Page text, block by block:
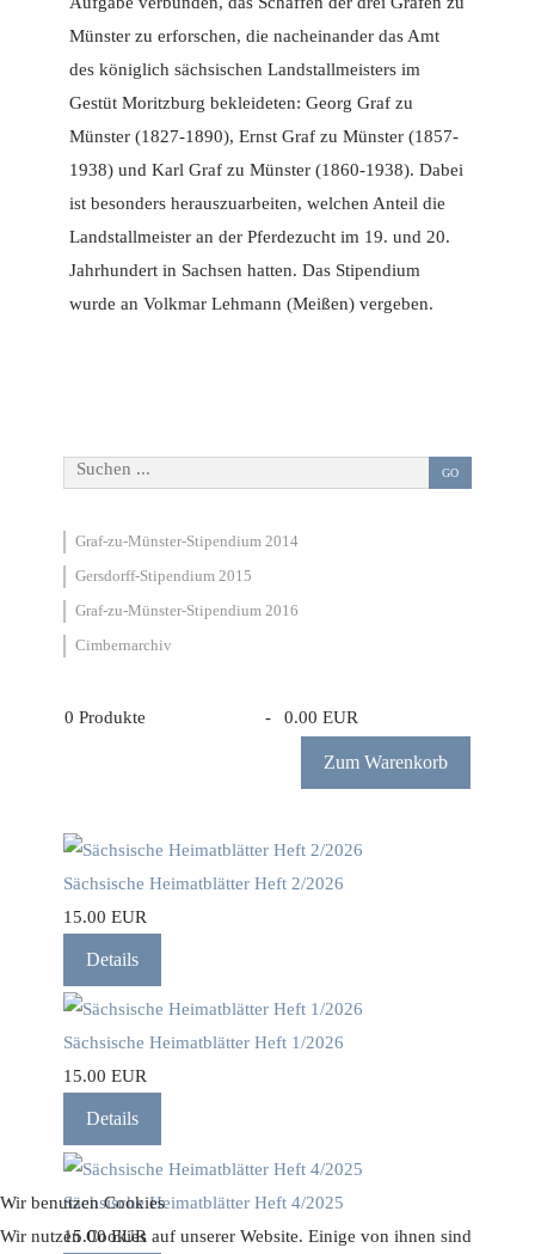
Suchen ... GO
Graf-zu-Münster-Stipendium 2014
Gersdorff-Stipendium 2015
Graf-zu-Münster-Stipendium 2016
Cimbernarchiv
0 Produkte - 0.00 EUR
Zum Warenkorb
Sächsische Heimatblätter Heft 2/2026
15.00 EUR
Details
Sächsische Heimatblätter Heft 1/2026
15.00 EUR
Details
Sächsische Heimatblätter Heft 4/2025
15.00 EUR
Münster zu erforschen, die nacheinander das Amt
des königlich sächsischen Landstallmeisters im
Gestüt Moritzburg bekleideten: Georg Graf zu
Münster (1827-1890), Ernst Graf zu Münster (1857-
1938) und Karl Graf zu Münster (1860-1938). Dabei
ist besonders herauszuarbeiten, welchen Anteil die
Landstallmeister an der Pferdezucht im 19. und 20.
Jahrhundert in Sachsen hatten. Das Stipendium
wurde an Volkmar Lehmann (Meißen) vergeben.
Wir benutzen Cookies
Wir nutzen Cookies auf unserer Website. Einige von ihnen sind